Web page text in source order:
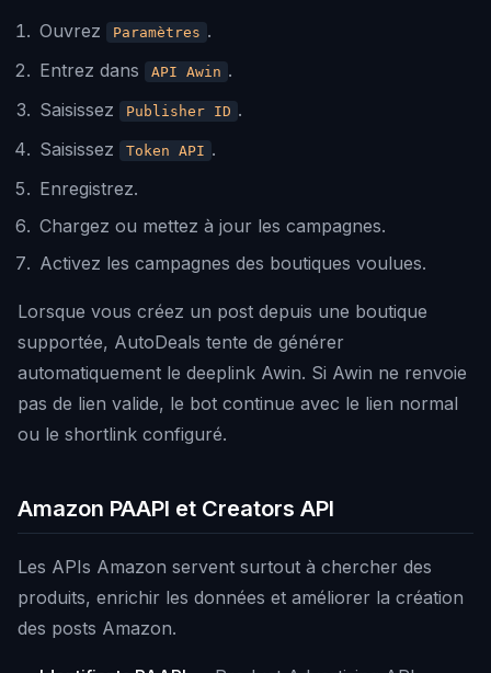
Ouvrez Paramètres .
Entrez dans
API Awin .
Saisissez
Publisher ID .
Saisissez
Token API .
Enregistrez.
Chargez ou mettez à jour les campagnes.
Activez les campagnes des boutiques voulues.
Lorsque vous créez un post depuis une boutique
supportée, AutoDeals tente de générer
automatiquement le deeplink Awin. Si Awin ne renvoie
pas de lien valide, le bot continue avec le lien normal
ou le shortlink configuré.
Amazon PAAPI et Creators API
Les APIs Amazon servent surtout à chercher des
produits, enrichir les données et améliorer la création
des posts Amazon.